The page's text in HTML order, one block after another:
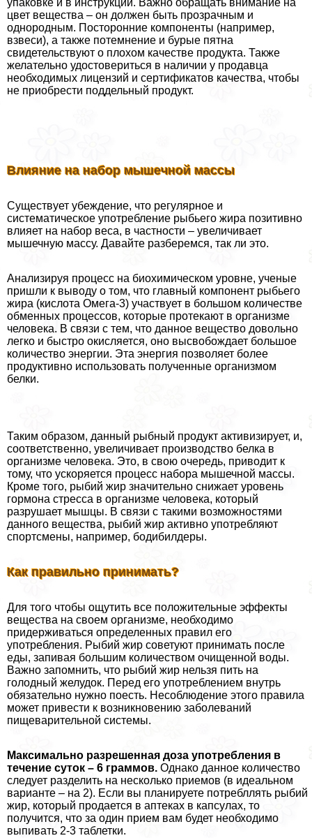
упаковке и в инструкции. Важно обращать внимание на
цвет вещества – он должен быть прозрачным и
однородным. Посторонние компоненты (например,
взвеси), а также потемнение и бурые пятна
свидетельствуют о плохом качестве продукта. Также
желательно удостовериться в наличии у продавца
необходимых лицензий и сертификатов качества, чтобы
не приобрести поддельный продукт.
Влияние на набор мышечной массы
Существует убеждение, что регулярное и
систематическое употрeбление рыбьего жира позитивно
влияет на набор веса, в частности – увеличивает
мышечную массу. Давайте разберемся, так ли это.
Анализируя процесс на биохимическом уровне, ученые
пришли к выводу о том, что главный компонент рыбьего
жира (кислота Омега-3) участвует в большом количестве
обменных процессов, которые протекают в организме
человека. В связи с тем, что данное вещество довольно
легко и быстро окисляется, оно высвобождает большое
количество энергии. Эта энергия позволяет более
продуктивно использовать полученные организмом
белки.
Таким образом, данный рыбный продукт активизирует, и,
соответственно, увеличивает производство белка в
организме человека. Это, в свою очередь, приводит к
тому, что ускоряется процесс набора мышечной массы.
Кроме того, рыбий жир значительно снижает уровень
гормона стресса в организме человека, который
разрушает мышцы. В связи с такими возможностями
данного вещества, рыбий жир активно употрeбляют
спортсмены, например, бодибилдеры.
Как правильно принимать?
Для того чтобы ощутить все положительные эффекты
вещества на своем организме, необходимо
придерживаться определенных правил его
употрeбления. Рыбий жир советуют принимать после
еды, запивая большим количеством очищенной воды.
Важно запомнить, что рыбий жир нельзя пить на
голодный желудок. Перед его употрeблением внутрь
обязательно нужно поесть. Несоблюдение этого правила
может привести к возникновению заболеваний
пищеварительной системы.
Максимально разрешенная доза употрeбления в
течение суток – 6 граммов. Однако данное количество
следует разделить на несколько приемов (в идеальном
варианте – на 2). Если вы планируете потрeбллять рыбий
жир, который продается в аптеках в капсулах, то
получится, что за один прием вам будет необходимо
выпивать 2-3 таблетки.